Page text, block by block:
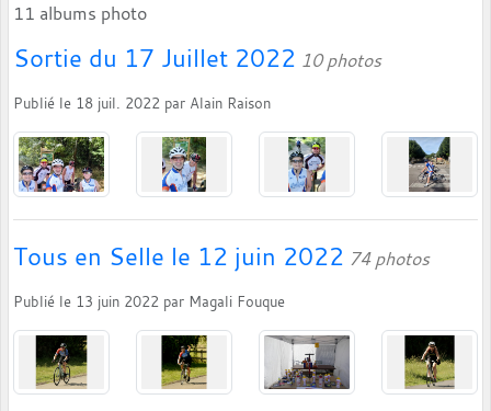
11 albums photo
Sortie du 17 Juillet 2022 10 photos
Publié le 18 juil. 2022 par Alain Raison
Tous en Selle le 12 juin 2022 74 photos
Publié le 13 juin 2022 par Magali Fouque